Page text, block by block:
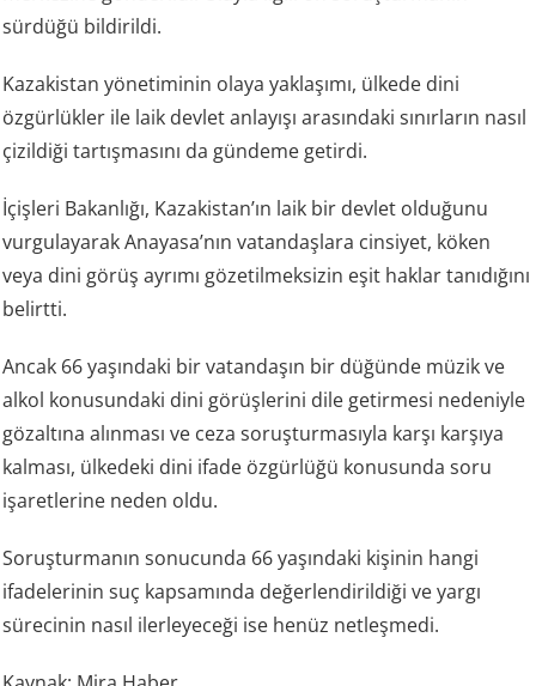
sürdüğü bildirildi.
Kazakistan yönetiminin olaya yaklaşımı, ülkede dini
özgürlükler ile laik devlet anlayışı arasındaki sınırların nasıl
çizildiği tartışmasını da gündeme getirdi.
İçişleri Bakanlığı, Kazakistan’ın laik bir devlet olduğunu
vurgulayarak Anayasa’nın vatandaşlara cinsiyet, köken
veya dini görüş ayrımı gözetilmeksizin eşit haklar tanıdığını
belirtti.
Ancak 66 yaşındaki bir vatandaşın bir düğünde müzik ve
alkol konusundaki dini görüşlerini dile getirmesi nedeniyle
gözaltına alınması ve ceza soruşturmasıyla karşı karşıya
kalması, ülkedeki dini ifade özgürlüğü konusunda soru
işaretlerine neden oldu.
Soruşturmanın sonucunda 66 yaşındaki kişinin hangi
ifadelerinin suç kapsamında değerlendirildiği ve yargı
sürecinin nasıl ilerleyeceği ise henüz netleşmedi.
Kaynak: Mira Haber